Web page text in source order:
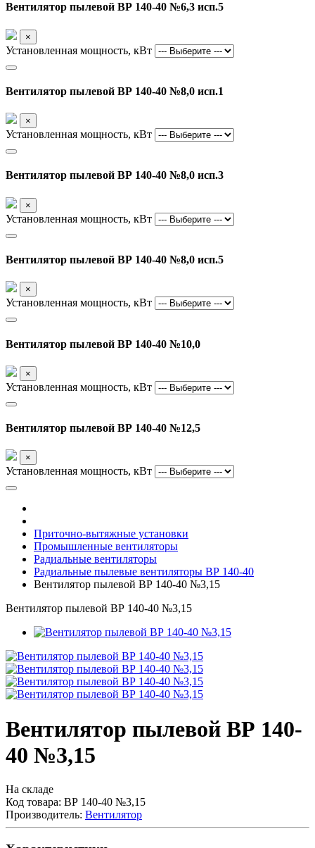
Вентилятор пылевой ВР 140-40 №6,3 исп.5
×
Установленная мощность, кВт
Вентилятор пылевой ВР 140-40 №8,0 исп.1
×
Установленная мощность, кВт
Вентилятор пылевой ВР 140-40 №8,0 исп.3
×
Установленная мощность, кВт
Вентилятор пылевой ВР 140-40 №8,0 исп.5
×
Установленная мощность, кВт
Вентилятор пылевой ВР 140-40 №10,0
×
Установленная мощность, кВт
Вентилятор пылевой ВР 140-40 №12,5
×
Установленная мощность, кВт
Приточно-вытяжные установки
Промышленные вентиляторы
Радиальные вентиляторы
Радиальные пылевые вентиляторы ВР 140-40
Вентилятор пылевой ВР 140-40 №3,15
Вентилятор пылевой ВР 140-40 №3,15
Вентилятор пылевой ВР 140-
40 №3,15
На складе
Код товара: ВР 140-40 №3,15
Производитель: Вентилятор